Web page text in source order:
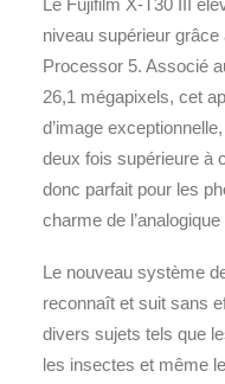
Le Fujifilm X-T30 III
niveau supérieur
Processor 5. Associé
26,1 mégapixels, cet
d’image
deux fois supérieure à
donc parfait pour les
charme de
Le nouveau système
reconnaît et suit sans
divers sujets tels que
les insectes et même